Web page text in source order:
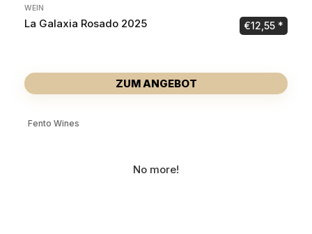
WEIN
La Galaxia Rosado 2025 €12,55
ZUM ANGEBOT
Fento Wines
No more!